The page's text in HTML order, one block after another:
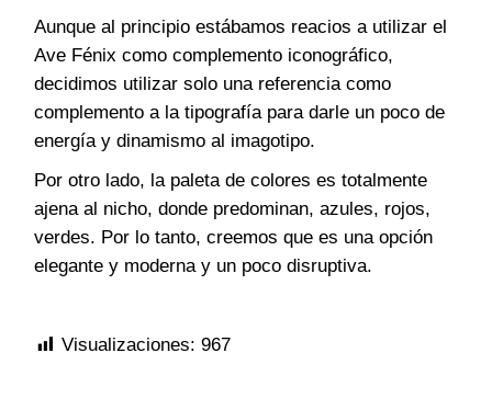
Aunque al principio estábamos reacios a utilizar el
Ave Fénix como complemento iconográfico,
decidimos utilizar solo una referencia como
complemento a la tipografía para darle un poco de
energía y dinamismo al imagotipo.
Por otro lado, la paleta de colores es totalmente
ajena al nicho, donde predominan, azules, rojos,
verdes. Por lo tanto, creemos que es una opción
elegante y moderna y un poco disruptiva.
Visualizaciones: 967